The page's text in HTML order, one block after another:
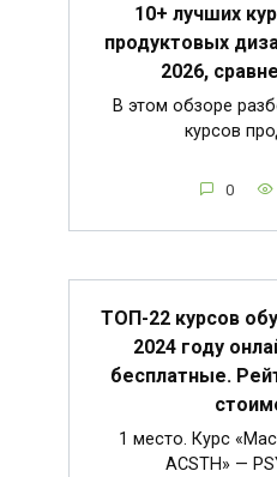
10+ лучших
продуктовых
2026,
В этом обзоре
курсов
0
ТОП-22 курсов
2024 году
бесплатные.
1 место. Курс
ACSTH» —